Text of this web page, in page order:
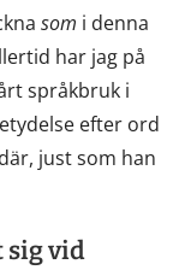
som i denna
har jag på
språkbruk i
efter ord
just som han
sig vid